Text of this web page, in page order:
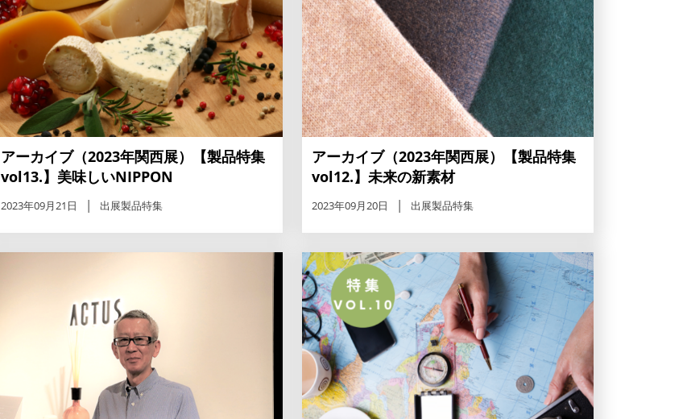
アーカイブ（2023年関西展）【製品特集
vol13.】美味しいNIPPON
2023年09月21日 出展製品特集
アーカイブ（2023年関西展）【製品特集
vol12.】未来の新素材
2023年09月20日 出展製品特集